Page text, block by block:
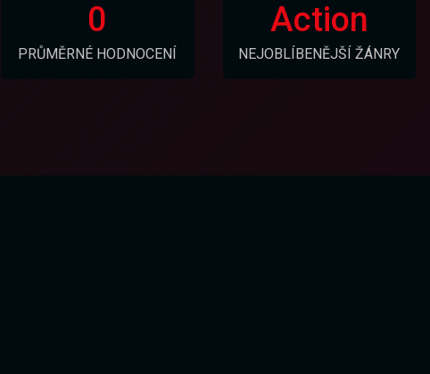
0
PRŮMĚRNÉ HODNOCENÍ
Action
NEJOBLÍBENĚJŠÍ ŽÁNRY